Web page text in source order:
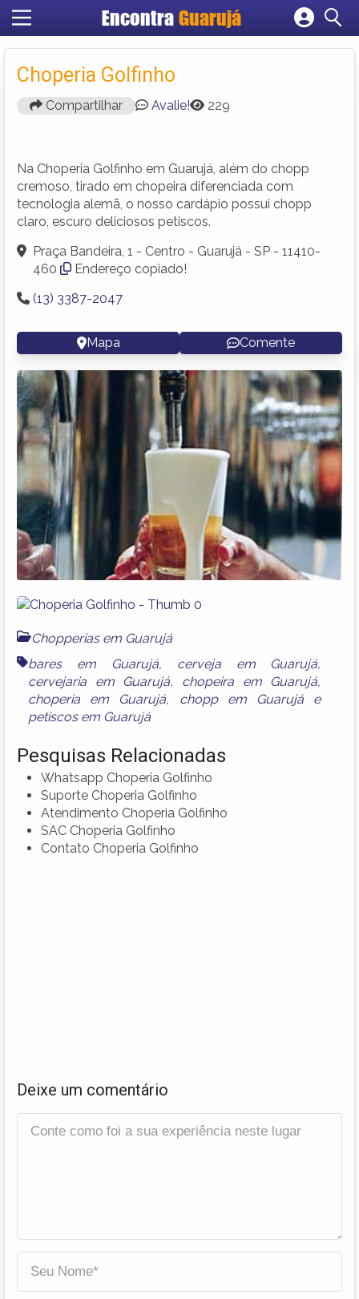
Encontra Guarujá
Cadastrar empresa
Criar conta
Choperia Golfinho
Compartilhar Avalie! 229
Na Choperia Golfinho em Guarujá, além do chopp
cremoso, tirado em chopeira diferenciada com
tecnologia alemã, o nosso cardápio possui chopp
claro, escuro deliciosos petiscos.
Praça Bandeira, 1 - Centro - Guarujá - SP - 11410-
460
Endereço copiado!
(13) 3387-2047
Mapa Comente
Chopperias em Guarujá
bares em Guarujá, cerveja em Guarujá,
cervejaria em Guarujá, chopeira em Guarujá,
choperia em Guarujá, chopp em Guarujá e
petiscos em Guarujá
Pesquisas Relacionadas
Whatsapp Choperia Golfinho
Suporte Choperia Golfinho
Atendimento Choperia Golfinho
SAC Choperia Golfinho
Contato Choperia Golfinho
Deixe um comentário